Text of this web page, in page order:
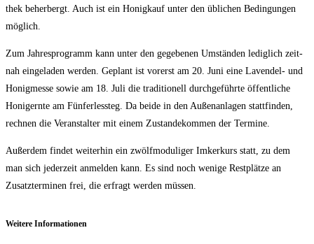
thek beher­bergt. Auch ist ein Honig­kauf unter den übli­chen Bedin­gun­gen
möglich.
Zum Jah­res­pro­gramm kann unter den gege­be­nen Umstän­den ledig­lich zeit­
nah ein­ge­la­den wer­den. Geplant ist vor­erst am 20. Juni eine Laven­del- und
Honig­mes­se sowie am 18. Juli die tra­di­tio­nell durch­ge­führ­te öffent­li­che
Honig­ern­te am Fün­fer­les­steg. Da bei­de in den Außen­an­la­gen statt­fin­den,
rech­nen die Ver­an­stal­ter mit einem Zustan­de­kom­men der Termine.
Außer­dem fin­det wei­ter­hin ein zwölf­mo­du­li­ger Imker­kurs statt, zu dem
man sich jeder­zeit anmel­den kann. Es sind noch weni­ge Rest­plät­ze an
Zusatz­ter­mi­nen frei, die erfragt wer­den müssen.
Wei­te­re Informationen